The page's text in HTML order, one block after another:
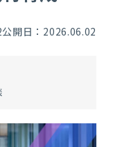
公開日：2026.06.02